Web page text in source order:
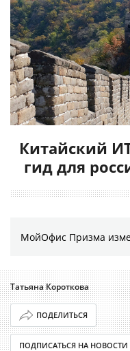
Китайский
гид для
МойОфис Призма
Татьяна Короткова
ПОДЕЛИТЬСЯ
ПОДПИСАТЬСЯ НА НОВОСТИ